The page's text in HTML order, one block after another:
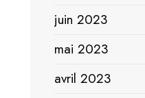
juin 2023
mai 2023
avril 2023